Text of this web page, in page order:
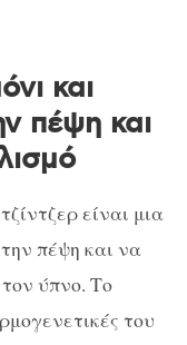
και
πέψη και
είναι μια
πέψη και να
ύπνο. Το
του